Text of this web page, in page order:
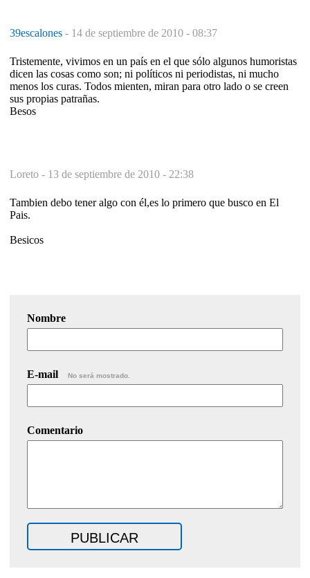
39escalones - 14 de septiembre de 2010 - 08:37
Tristemente, vivimos en un país en el que sólo algunos humoristas
dicen las cosas como son; ni políticos ni periodistas, ni mucho
menos los curas. Todos mienten, miran para otro lado o se creen
sus propias patrañas.
Besos
Loreto - 13 de septiembre de 2010 - 22:38
Tambien debo tener algo con él,es lo primero que busco en El
Pais.
Besicos
Nombre
E-mail No será mostrado.
Comentario